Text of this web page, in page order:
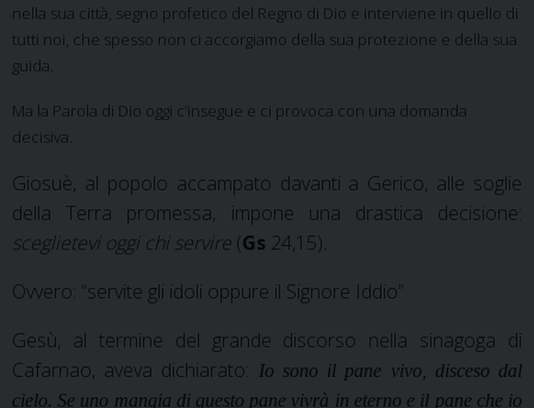
nella sua città, segno profetico del Regno di Dio e interviene in quello di
tutti noi, che spesso non ci accorgiamo della sua protezione e della sua
guida.
Ma la Parola di Dio oggi c’insegue e ci provoca con una domanda
decisiva.
Giosuè, al popolo accampato davanti a Gerico, alle soglie
della Terra promessa, impone una drastica decisione:
sceglietevi oggi chi servire (Gs 24,15)
Ovvero: “servite gli idoli oppure il Signore Iddio”
Gesù, al termine del grande discorso nella sinagoga di
Cafarnao, aveva dichiarato:
Io sono il pane vivo, disceso dal
cielo. Se uno mangia di questo pane vivrà in eterno e il pane che io